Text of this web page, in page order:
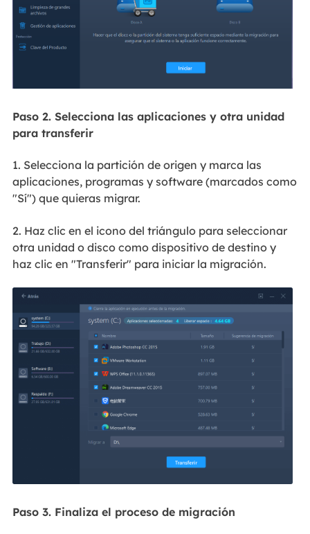
Paso 2. Selecciona las aplicaciones y otra unidad
para transferir
1. Selecciona la partición de origen y marca las
aplicaciones, programas y software (marcados como
"Sí") que quieras migrar.
2. Haz clic en el icono del triángulo para seleccionar
otra unidad o disco como dispositivo de destino y
haz clic en "Transferir" para iniciar la migración.
Paso 3. Finaliza el proceso de migración